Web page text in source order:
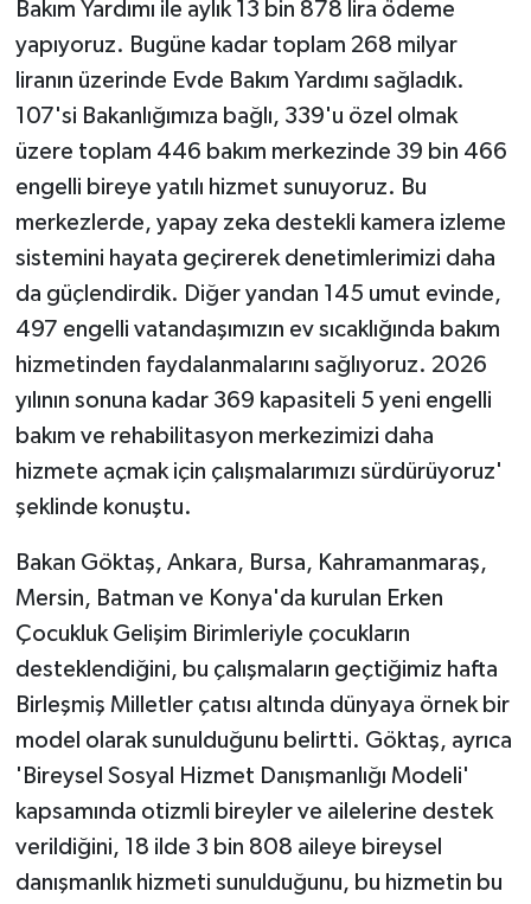
Bakım Yardımı ile aylık 13 bin 878 lira ödeme
yapıyoruz. Bugüne kadar toplam 268 milyar
liranın üzerinde Evde Bakım Yardımı sağladık.
107'si Bakanlığımıza bağlı, 339'u özel olmak
üzere toplam 446 bakım merkezinde 39 bin 466
engelli bireye yatılı hizmet sunuyoruz. Bu
merkezlerde, yapay zeka destekli kamera izleme
sistemini hayata geçirerek denetimlerimizi daha
da güçlendirdik. Diğer yandan 145 umut evinde,
497 engelli vatandaşımızın ev sıcaklığında bakım
hizmetinden faydalanmalarını sağlıyoruz. 2026
yılının sonuna kadar 369 kapasiteli 5 yeni engelli
bakım ve rehabilitasyon merkezimizi daha
hizmete açmak için çalışmalarımızı sürdürüyoruz'
şeklinde konuştu.
Bakan Göktaş, Ankara, Bursa, Kahramanmaraş,
Mersin, Batman ve Konya'da kurulan Erken
Çocukluk Gelişim Birimleriyle çocukların
desteklendiğini, bu çalışmaların geçtiğimiz hafta
Birleşmiş Milletler çatısı altında dünyaya örnek bir
model olarak sunulduğunu belirtti. Göktaş, ayrıca
'Bireysel Sosyal Hizmet Danışmanlığı Modeli'
kapsamında otizmli bireyler ve ailelerine destek
verildiğini, 18 ilde 3 bin 808 aileye bireysel
danışmanlık hizmeti sunulduğunu, bu hizmetin bu